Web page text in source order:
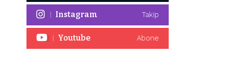
Instagram Takip
Youtube Abone